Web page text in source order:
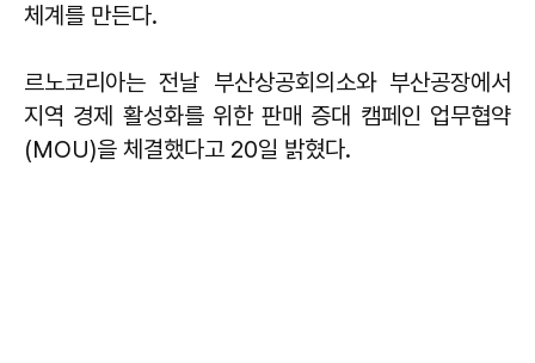
체계를 만든다.
르노코리아는 전날 부산상공회의소와 부산공장에서
지역 경제 활성화를 위한 판매 증대 캠페인 업무협약
(MOU)을 체결했다고 20일 밝혔다.